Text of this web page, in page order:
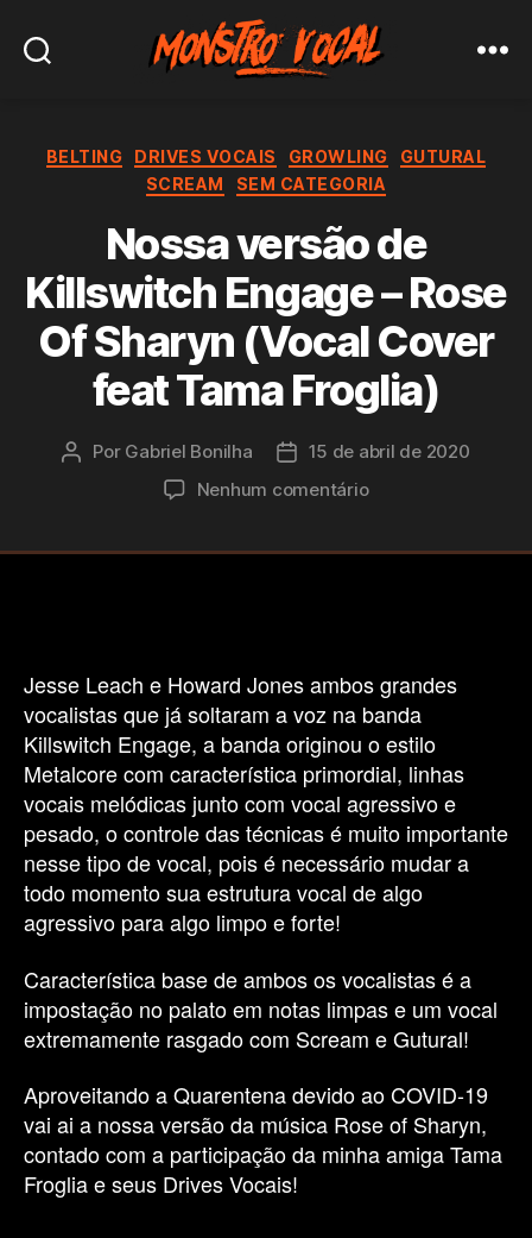
Categorias
BELTING DRIVES VOCAIS GROWLING
GUTURAL
SCREAM
SEM CATEGORIA
Nossa versão de
Killswitch Engage – Rose
Of Sharyn (Vocal Cover
feat Tama Froglia)
Autor
Por Gabriel Bonilha
Data15 de abril de 2020
Nenhum comentárioem
Of
Sharyn
(Vocal
Cover
feat
Tama
Froglia)
Jesse Leach e Howard Jones ambos grandes
vocalistas que já soltaram a voz na banda
Killswitch Engage, a banda originou o estilo
Metalcore com característica primordial, linhas
vocais melódicas junto com vocal agressivo e
pesado, o controle das técnicas é muito importante
nesse tipo de vocal, pois é necessário mudar a
todo momento sua estrutura vocal de algo
agressivo para algo limpo e forte!
Característica base de ambos os vocalistas é a
impostação no palato em notas limpas e um vocal
extremamente rasgado com Scream e Gutural!
Aproveitando a Quarentena devido ao COVID-19
vai ai a nossa versão da música Rose of Sharyn,
contado com a participação da minha amiga Tama
Froglia e seus Drives Vocais!